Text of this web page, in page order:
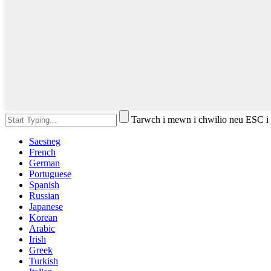
Tarwch i mewn i chwilio neu ESC i
Saesneg
French
German
Portuguese
Spanish
Russian
Japanese
Korean
Arabic
Irish
Greek
Turkish